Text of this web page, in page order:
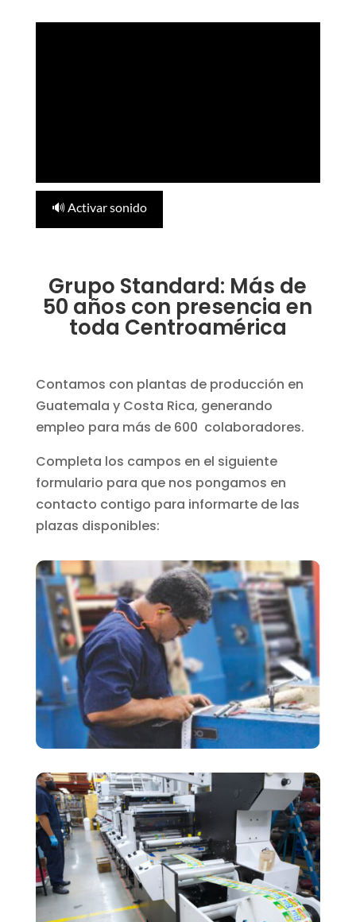
🔊 Activar sonido
Grupo Standard: Más de
50 años con presencia en
toda Centroamérica
Contamos con plantas de producción en
Guatemala y Costa Rica, generando
empleo para más de 600 colaboradores.
Completa los campos en el siguiente
formulario para que nos pongamos en
contacto contigo para informarte de las
plazas disponibles: